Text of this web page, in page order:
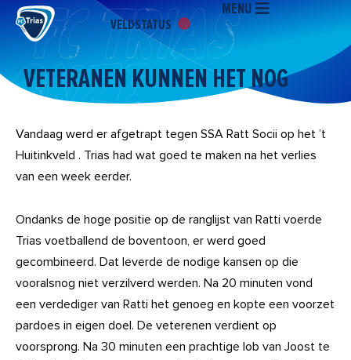
naar
inhoud
VELDSTATUS
MENU
VETERANEN KUNNEN HET NOG
Vandaag werd er afgetrapt tegen SSA Ratt Socii op het ’t
Huitinkveld . Trias had wat goed te maken na het verlies
van een week eerder.
Ondanks de hoge positie op de ranglijst van Ratti voerde
Trias voetballend de boventoon, er werd goed
gecombineerd. Dat leverde de nodige kansen op die
vooralsnog niet verzilverd werden. Na 20 minuten vond
een verdediger van Ratti het genoeg en kopte een voorzet
pardoes in eigen doel. De veterenen verdient op
voorsprong. Na 30 minuten een prachtige lob van Joost te